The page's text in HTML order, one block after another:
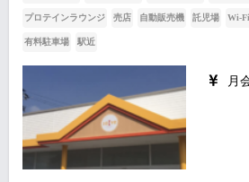
プロテインラウンジ 売店 自動販売機 託児場 Wi-Fi
有料駐車場 駅近
月